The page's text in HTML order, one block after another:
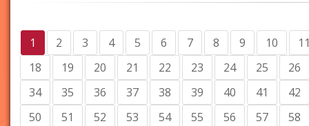
1 2 3 4 5 6 7 8 9 10
18
19 20 21 22 23 24 25
26
34
35 36 37 38 39 40 41
42
50
51 52 53 54 55 56 57
58